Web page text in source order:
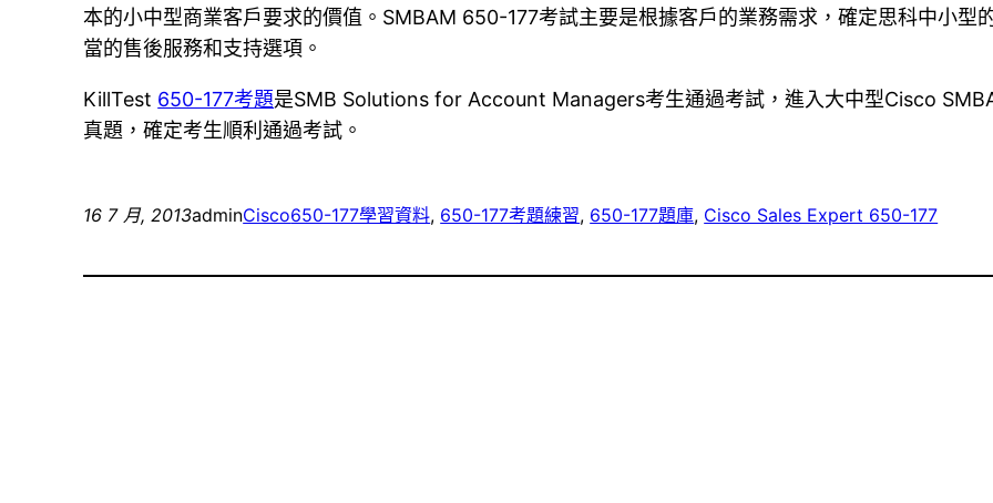
本的小中型商業客戶要求的價值。SMBAM 650-177考試主要是根據客戶的業務需求，確定思科中小型
當的售後服務和支持選項。
KillTest 650-177考題是SMB Solutions for Account Managers考生通過考試，進入大中型Cisco
真題，確定考生順利通過考試。
16 7 月, 2013adminCisco650-177學習資料, 650-177考題練習, 650-177題庫, Cisco Sales Expert 650-177